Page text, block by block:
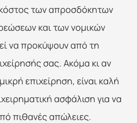
κόστος των απροσδόκητων
και των νομικών
να προκύψουν από τη
σας. Ακόμα κι αν
επιχείρηση, είναι καλή
ασφάλιση για να
πιθανές απώλειες.